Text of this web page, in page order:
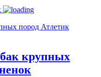
крупных